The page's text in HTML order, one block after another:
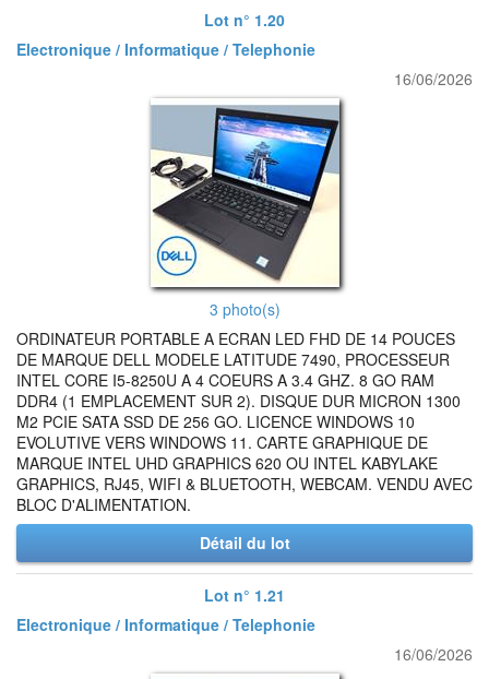
Lot n° 1.20
Electronique / Informatique / Telephonie
16/06/2026
3 photo(s)
ORDINATEUR PORTABLE A ECRAN LED FHD DE 14 POUCES
DE MARQUE DELL MODELE LATITUDE 7490, PROCESSEUR
INTEL CORE I5-8250U A 4 COEURS A 3.4 GHZ. 8 GO RAM
DDR4 (1 EMPLACEMENT SUR 2). DISQUE DUR MICRON 1300
M2 PCIE SATA SSD DE 256 GO. LICENCE WINDOWS 10
EVOLUTIVE VERS WINDOWS 11. CARTE GRAPHIQUE DE
MARQUE INTEL UHD GRAPHICS 620 OU INTEL KABYLAKE
GRAPHICS, RJ45, WIFI & BLUETOOTH, WEBCAM. VENDU AVEC
BLOC D'ALIMENTATION.
Détail du lot
Lot n° 1.21
Electronique / Informatique / Telephonie
16/06/2026